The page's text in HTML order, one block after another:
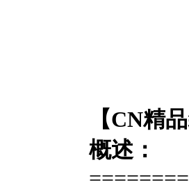
【CN精
概述：